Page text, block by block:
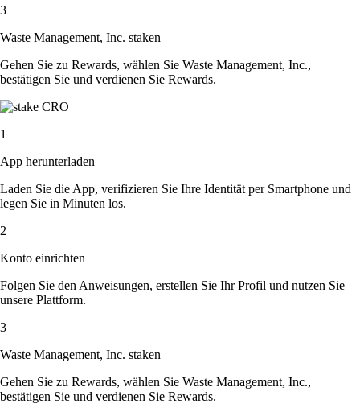
3
Waste Management, Inc. staken
Gehen Sie zu Rewards, wählen Sie Waste Management, Inc.,
bestätigen Sie und verdienen Sie Rewards.
1
App herunterladen
Laden Sie die App, verifizieren Sie Ihre Identität per Smartphone und
legen Sie in Minuten los.
2
Konto einrichten
Folgen Sie den Anweisungen, erstellen Sie Ihr Profil und nutzen Sie
unsere Plattform.
3
Waste Management, Inc. staken
Gehen Sie zu Rewards, wählen Sie Waste Management, Inc.,
bestätigen Sie und verdienen Sie Rewards.